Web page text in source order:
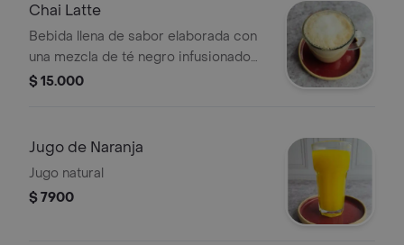
Chai Latte
Bebida llena de sabor elaborada con
una mezcla de té negro infusionado
con canela y jengibre, todo ello
$ 15.000
Jugo de Naranja
Jugo natural
$ 7900